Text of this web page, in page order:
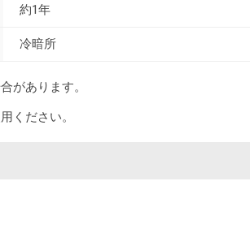
約1年
冷暗所
があります。
ください。